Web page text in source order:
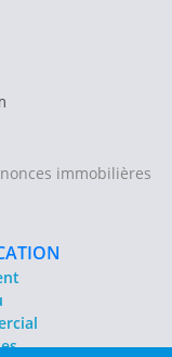
immobilières